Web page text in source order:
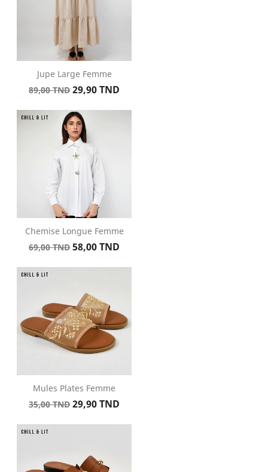
Jupe Large Femme
Prix
base
89,00 TND Prix
29,90 TND
Chemise Longue Femme
Prix
base
69,00 TND Prix
58,00 TND
Mules Plates Femme
Prix
base
35,00 TND Prix
29,90 TND